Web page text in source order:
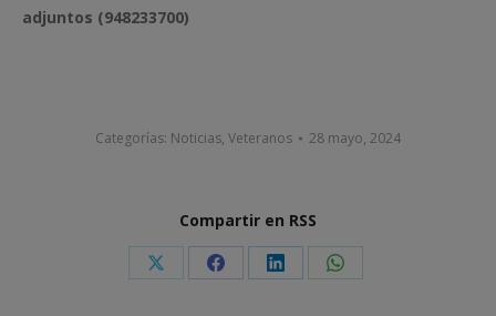
adjuntos (948233700)
Categorías: Noticias, Veteranos 28 mayo, 2024
Compartir en RSS
Share Share Share Share